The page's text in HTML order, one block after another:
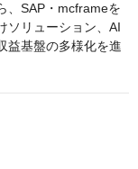
、SAP・mcframeを
ソリューション、AI
益基盤の多様化を進